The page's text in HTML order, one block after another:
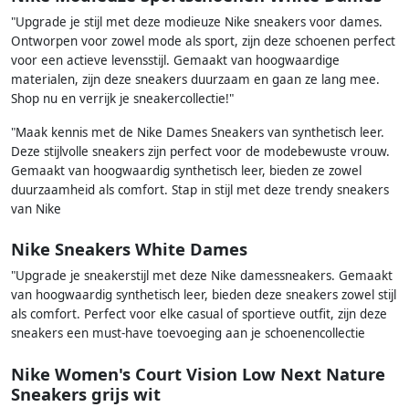
"Upgrade je stijl met deze modieuze Nike sneakers voor dames.
Ontworpen voor zowel mode als sport, zijn deze schoenen perfect
voor een actieve levensstijl. Gemaakt van hoogwaardige
materialen, zijn deze sneakers duurzaam en gaan ze lang mee.
Shop nu en verrijk je sneakercollectie!"
"Maak kennis met de Nike Dames Sneakers van synthetisch leer.
Deze stijlvolle sneakers zijn perfect voor de modebewuste vrouw.
Gemaakt van hoogwaardig synthetisch leer, bieden ze zowel
duurzaamheid als comfort. Stap in stijl met deze trendy sneakers
van Nike
Nike Sneakers White Dames
"Upgrade je sneakerstijl met deze Nike damessneakers. Gemaakt
van hoogwaardig synthetisch leer, bieden deze sneakers zowel stijl
als comfort. Perfect voor elke casual of sportieve outfit, zijn deze
sneakers een must-have toevoeging aan je schoenencollectie
Nike Women's Court Vision Low Next Nature
Sneakers grijs wit